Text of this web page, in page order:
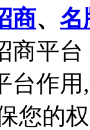
商、 名
商平台
台作
您的